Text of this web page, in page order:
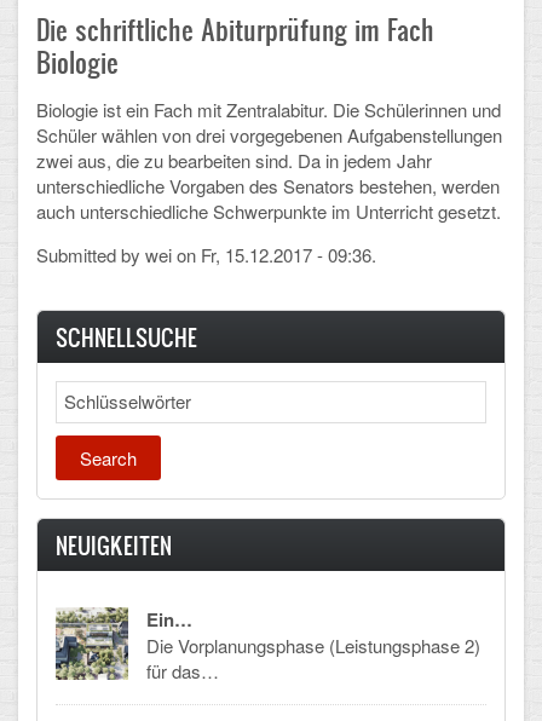
Mathematik, Informatik und Naturwissenschaften
Sport
ORGANISATION
Abitur
Kurswahl 10. Kl.
Umwahl 11. Kl.
mPA
Wahlfächer
TERMINE
CLOUD
Lernraum Berlin
Die schriftliche Abiturprüfung im Fach
Biologie
Biologie ist ein Fach mit Zentralabitur. Die Schülerinnen und
Schüler wählen von drei vorgegebenen Aufgabenstellungen
zwei aus, die zu bearbeiten sind. Da in jedem Jahr
unterschiedliche Vorgaben des Senators bestehen, werden
auch unterschiedliche Schwerpunkte im Unterricht gesetzt.
Submitted by weion Fr, 15.12.2017 - 09:36.
SCHNELLSUCHE
Search
NEUIGKEITEN
Ein…
Die Vorplanungsphase (Leistungsphase 2)
für das…